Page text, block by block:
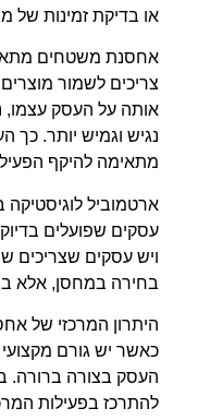
או בדיקת זמינות של
אחסנת משטחים
צריכים לשמור
אותה על העסק עצמו,
נגיש וגמיש יותר.
מתאימה להיקף
ארטמוביל
עסקים שפועלים
ויש עסקים שצריכים
בחירה במחסן, אלא
היתרון המרכזי של
כאשר יש גורם
העסק בצורה ברורה.
להתרכז בפעילות